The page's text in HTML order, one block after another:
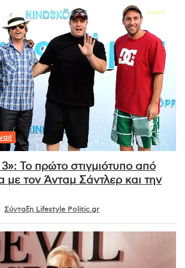
Το πρώτο στιγμιότυπο από
με τον Άνταμ Σάντλερ και την
Σύνταξη Lifestyle Politic.gr